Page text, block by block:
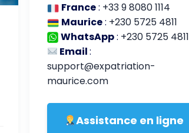
France: +33 9 8080 1114
Maurice: +230 5725 4811
WhatsApp: +230 5725 4811
Email:
support@expatriation-
maurice.com
Assistance en ligne